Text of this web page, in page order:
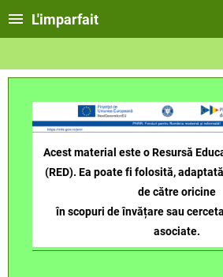
L'imparfait
Acest material este o Resursă
(RED). Ea poate fi folosită,
de către oricine
în scopuri de învățare sau
asociate.